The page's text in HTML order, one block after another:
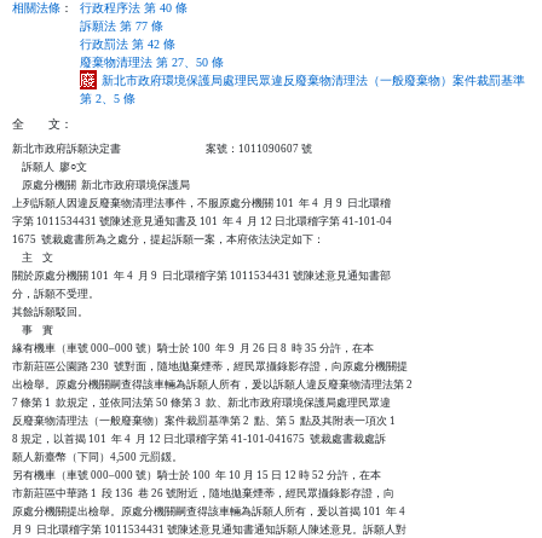
相關法條 ：
行政程序法 第 40 條
訴願法 第 77 條
行政罰法 第 42 條
廢棄物清理法 第 27、50 條
新北市政府環境保護局處理民眾違反廢棄物清理法（一般廢棄物）案件裁罰基準
第 2、5 條
全
文：
新北市政府訴願決定書                                   案號：1011090607 號
    訴願人  廖○文
    原處分機關  新北市政府環境保護局
上列訴願人因違反廢棄物清理法事件，不服原處分機關 101  年 4  月 9  日北環稽
字第 1011534431 號陳述意見通知書及 101  年 4  月 12 日北環稽字第 41-101-04
1675  號裁處書所為之處分，提起訴願一案，本府依法決定如下：
    主    文
關於原處分機關 101  年 4  月 9  日北環稽字第 1011534431 號陳述意見通知書部
分，訴願不受理。
其餘訴願駁回。
    事    實
緣有機車（車號 000–000 號）騎士於 100  年 9  月 26 日 8  時 35 分許，在本
市新莊區公園路 230  號對面，隨地拋棄煙蒂，經民眾攝錄影存證，向原處分機關提
出檢舉。原處分機關嗣查得該車輛為訴願人所有，爰以訴願人違反廢棄物清理法第 2
7 條第 1  款規定，並依同法第 50 條第 3  款、新北市政府環境保護局處理民眾違
反廢棄物清理法（一般廢棄物）案件裁罰基準第 2  點、第 5  點及其附表一項次 1
8 規定，以首揭 101  年 4  月 12 日北環稽字第 41-101-041675  號裁處書裁處訴
願人新臺幣（下同）4,500 元罰鍰。
另有機車（車號 000–000 號）騎士於 100  年 10 月 15 日 12 時 52 分許，在本
市新莊區中華路 1  段 136  巷 26 號附近，隨地拋棄煙蒂，經民眾攝錄影存證，向
原處分機關提出檢舉。原處分機關嗣查得該車輛為訴願人所有，爰以首揭 101  年 4
月 9  日北環稽字第 1011534431 號陳述意見通知書通知訴願人陳述意見。訴願人對